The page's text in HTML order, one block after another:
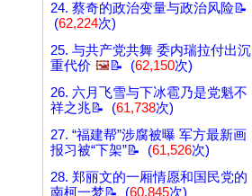
24. 蔡奇的政治变量与政治风险📝
(62,224次)
25. 与共产党共舞 委内瑞拉付出沉
重代价 🖼️📝 (62,150次)
26. 六月飞雪与下冰雹乃是党魁不
祥之兆📝 (61,738次)
27. “福建帮”涉腐被曝 军方最新画
报习被“下架”📝 (61,526次)
28. 郑丽文的一厢情愿和国民党的
南柯一梦📝 (60,845次)